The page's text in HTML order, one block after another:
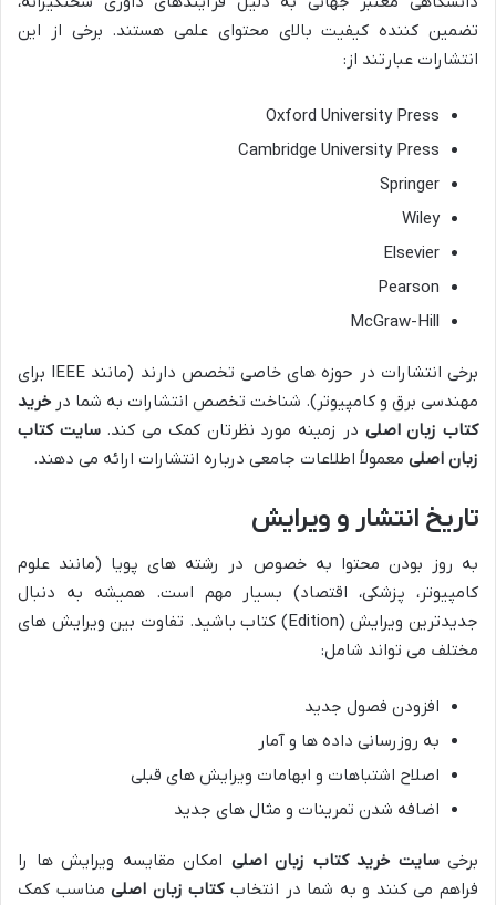
تضمین کننده کیفیت بالای محتوای علمی هستند. برخی از این
انتشارات عبارتند از:
Oxford University Press
Cambridge University Press
Springer
Wiley
Elsevier
Pearson
McGraw-Hill
برخی انتشارات در حوزه های خاصی تخصص دارند (مانند IEEE برای
مهندسی برق و کامپیوتر). شناخت تخصص انتشارات به شما در خرید
کتاب زبان اصلی در زمینه مورد نظرتان کمک می کند.سایت کتاب
زبان اصلی معمولاً اطلاعات جامعی درباره انتشارات ارائه می دهند.
تاریخ انتشار و ویرایش
به روز بودن محتوا به خصوص در رشته های پویا (مانند علوم
کامپیوتر، پزشکی، اقتصاد) بسیار مهم است. همیشه به دنبال
جدیدترین ویرایش (Edition) کتاب باشید. تفاوت بین ویرایش های
مختلف می تواند شامل:
افزودن فصول جدید
به روزرسانی داده ها و آمار
اصلاح اشتباهات و ابهامات ویرایش های قبلی
اضافه شدن تمرینات و مثال های جدید
برخیسایت خرید کتاب زبان اصلی امکان مقایسه ویرایش ها را
فراهم می کنند و به شما در انتخابکتاب زبان اصلیمناسب کمک